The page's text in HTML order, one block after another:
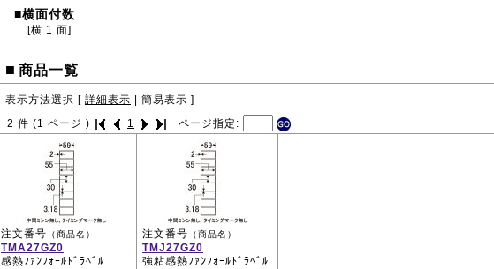
■横面付数
[横 1 面]
■ 商品一覧
表示方法選択 [ 詳細表示 簡易表示 ]
2 件 (1 ページ ) 1 ページ指定:
注文番号 （商品名）
TMA27GZ0
感熱ﾌｧﾝﾌｫｰﾙﾄﾞﾗﾍﾞﾙ
注文番号 （商品名）
TMJ27GZ0
強粘感熱ﾌｧﾝﾌｫｰﾙﾄﾞﾗﾍﾞﾙ